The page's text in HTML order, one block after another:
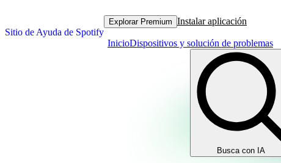
Sitio de Ayuda de Spotify
Explorar Premium Instalar aplicación
InicioDispositivos y solución de problemas
Busca con IA